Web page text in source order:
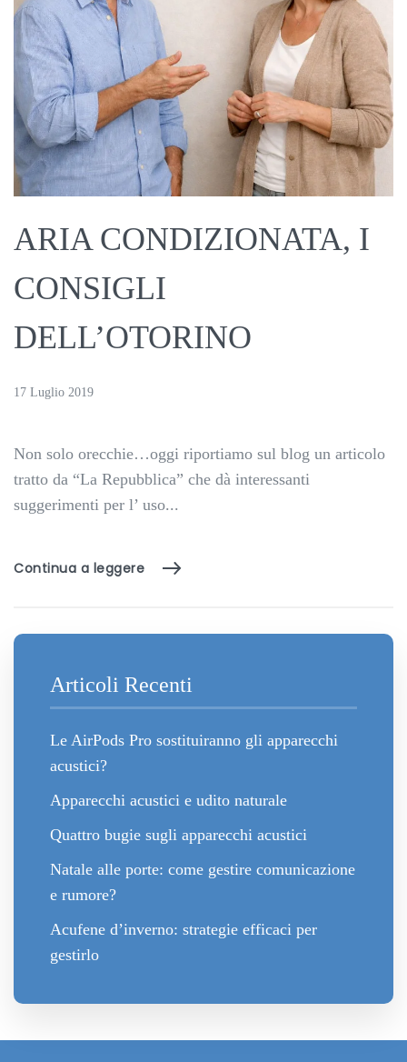
ARIA CONDIZIONATA, I
CONSIGLI
DELL’OTORINO
17 Luglio 2019
Non solo orecchie…oggi riportiamo sul blog un articolo
tratto da “La Repubblica” che dà interessanti
suggerimenti per l’ uso...
Continua a leggere
Articoli Recenti
Le AirPods Pro sostituiranno gli apparecchi
acustici?
Apparecchi acustici e udito naturale
Quattro bugie sugli apparecchi acustici
Natale alle porte: come gestire comunicazione
e rumore?
Acufene d’inverno: strategie efficaci per
gestirlo